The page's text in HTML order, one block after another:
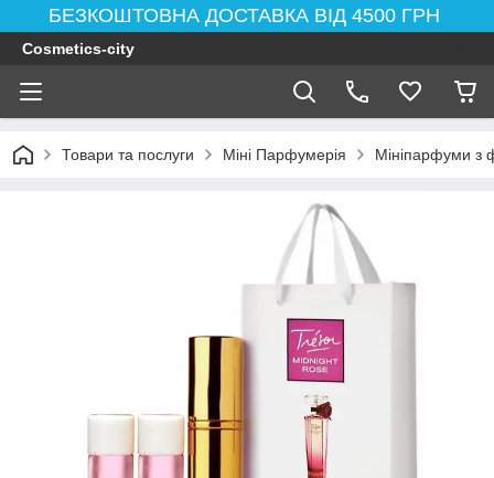
БЕЗКОШТОВНА ДОСТАВКА ВІД 4500 ГРН
Cosmetics-city
Товари та послуги Міні Парфумерія Мініпарфуми з